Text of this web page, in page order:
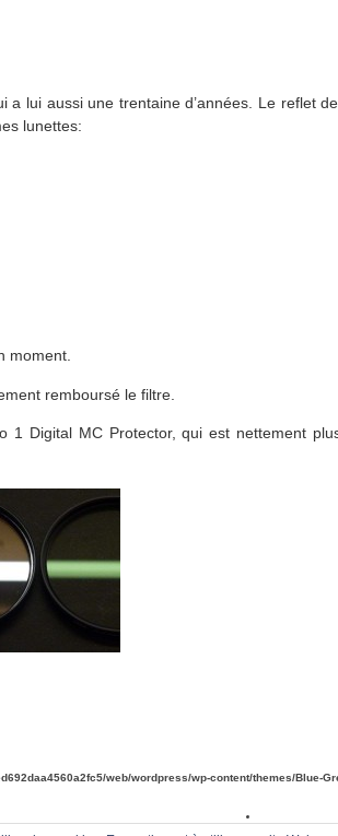
lui aussi une trentaine d’années. Le reflet
lunettes:
moment.
remboursé le filtre.
1 Digital MC Protector, qui est nettement
web/wordpress/wp-content/themes/Blue-